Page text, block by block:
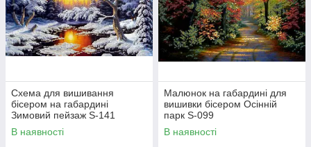
Схема для вишивання
бісером на габардині
Зимовий пейзаж S-141
В наявності
Малюнок на габардині для
вишивки бісером Осінній
парк S-099
В наявності